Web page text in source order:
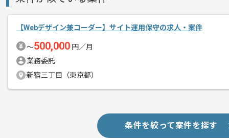
エージェントからのコ
メント
【Webデザイン兼コーダー】サイト運用保守の求人・案件
〜500,000 円／月
業務委託
新宿三丁目（東京都）
条件を絞って案件を探す